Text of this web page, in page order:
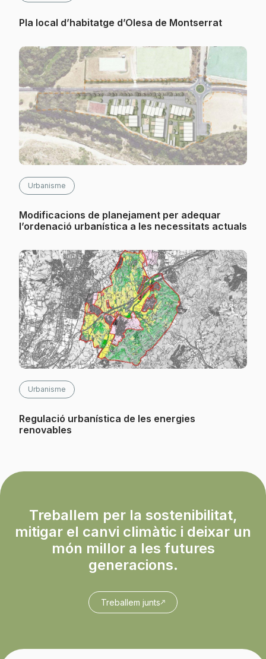
Pla local d’habitatge d’Olesa de Montserrat
Urbanisme
Modificacions de planejament per adequar
l’ordenació urbanística a les necessitats actuals
Urbanisme
Regulació urbanística de les energies
renovables
Treballem per la sostenibilitat,
mitigar el canvi climàtic i deixar un
món millor a les futures
generacions.
Treballem junts